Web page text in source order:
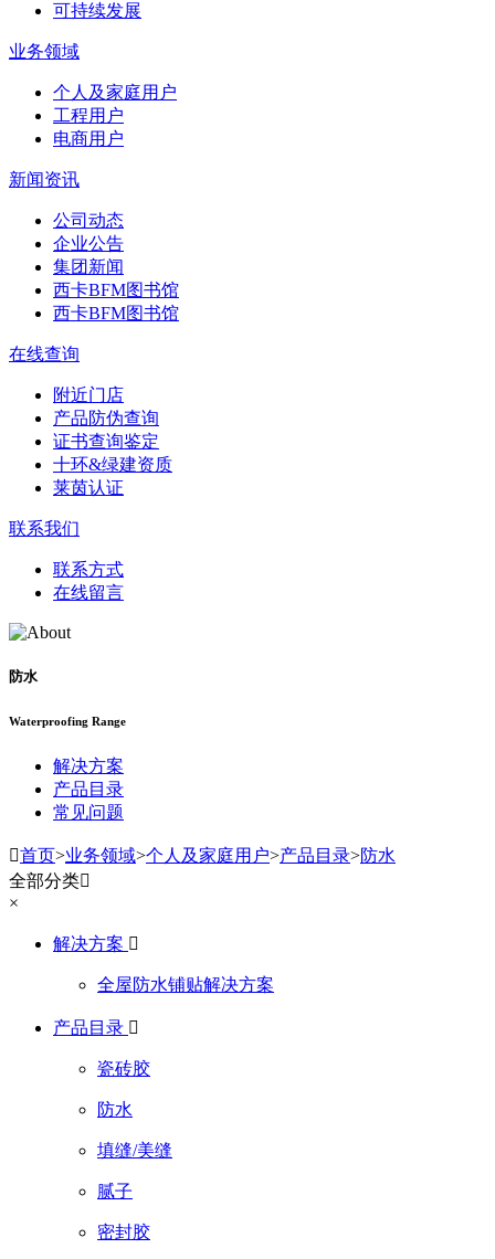
可持续发展
业务领域
个人及家庭用户
工程用户
电商用户
新闻资讯
公司动态
企业公告
集团新闻
西卡BFM图书馆
西卡BFM图书馆
在线查询
附近门店
产品防伪查询
证书查询鉴定
十环&绿建资质
莱茵认证
联系我们
联系方式
在线留言
防水
Waterproofing Range
解决方案
产品目录
常见问题
首页>业务领域>个人及家庭用户>产品目录>防水
全部分类
×
解决方案 
全屋防水铺贴解决方案
产品目录 
瓷砖胶
防水
填缝/美缝
腻子
密封胶